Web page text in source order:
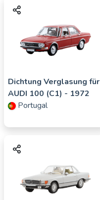
Dichtung Verglasung für
AUDI 100 (C1) - 1972
Portugal